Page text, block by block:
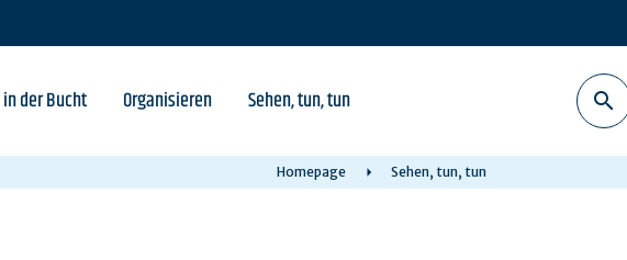
der Bucht Organisieren Sehen, tun, tun
Homepage Sehen, tun, tun